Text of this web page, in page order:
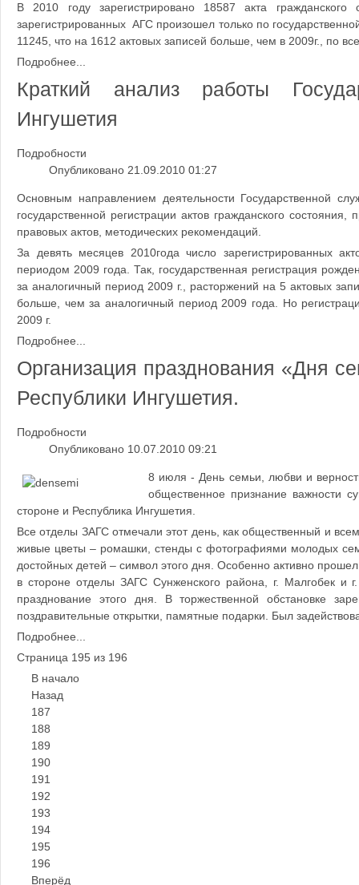
В 2010 году зарегистрировано 18587 акта
зарегистрированных АГС произошел только по
11245, что на 1612 актовых записей больше, чем в 2009г., по
Подробнее...
Краткий анализ работы
Ингушетия
Подробности
Опубликовано 21.09.2010 01:27
Основным направлением деятельности Государственной
государственной регистрации актов гражданского
правовых актов, методических рекомендаций.
За девять месяцев 2010года число зарегистрированных
периодом 2009 года. Так, государственная регистрация
за аналогичный период 2009 г., расторжений на 5 актовых
больше, чем за аналогичный период 2009 года. Но
2009 г.
Подробнее...
Организация празднования «Дня
Республики Ингушетия.
Подробности
Опубликовано 10.07.2010 09:21
8 июля - День семьи, любви и
общественное признание важности
стороне и Республика Ингушетия.
Все отделы ЗАГС отмечали этот день, как общественный и
живые цветы – ромашки, стенды с фотографиями молодых
достойных детей – символ этого дня. Особенно активно
в стороне отделы ЗАГС Сунженского района, г. Малгобек и
празднование этого дня. В торжественной обстановке
поздравительные открытки, памятные подарки. Был
Подробнее...
Страница 195 из 196
В начало
Назад
187
188
189
190
191
192
193
194
195
196
Вперёд